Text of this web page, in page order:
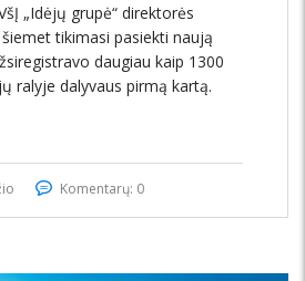
„Idėjų grupė“ direktorės
tikimasi pasiekti naują
daugiau kaip 1300
ralyje dalyvaus pirmą kartą.
Komentarų: 0